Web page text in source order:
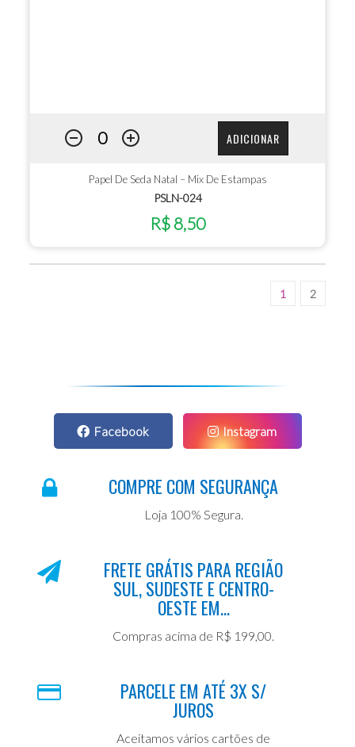
ADICIONAR
Papel De Seda Natal – Mix De Estampas
PSLN-024
R$ 8,50
1 2
Facebook Instagram
COMPRE COM SEGURANÇA
Loja 100% Segura.
FRETE GRÁTIS PARA REGIÃO
SUL, SUDESTE E CENTRO-
OESTE EM...
Compras acima de R$ 199,00.
PARCELE EM ATÉ 3X S/
JUROS
Aceitamos vários cartões de